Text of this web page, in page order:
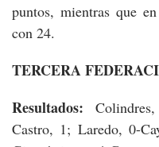
puntos, mientras que
con 24.
TERCERA
Resultados:
Castro, 1; Laredo, 0-